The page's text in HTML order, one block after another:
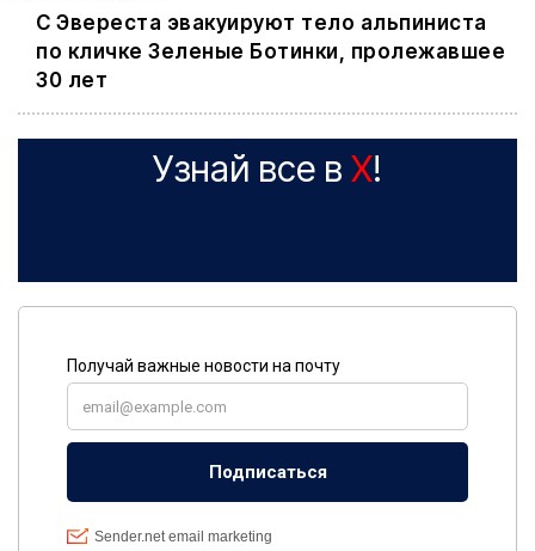
С Эвереста эвакуируют тело альпиниста
по кличке Зеленые Ботинки, пролежавшее
30 лет
Узнай все в X!